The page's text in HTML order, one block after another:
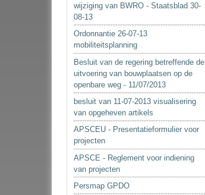
wijziging van BWRO - Staatsblad 30-
08-13
Ordonnantie 26-07-13
mobiliteitsplanning
Besluit van de regering betreffende de
uitvoering van bouwplaatsen op de
openbare weg - 11/07/2013
besluit van 11-07-2013 visualisering
van opgeheven artikels
APSCEU - Presentatieformulier voor
projecten
APSCE - Reglement voor indiening
van projecten
Persmap GPDO